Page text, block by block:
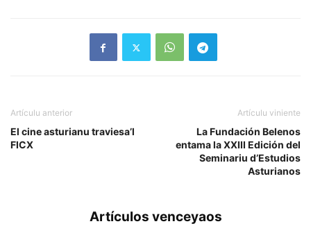
Artículu anterior
El cine asturianu traviesa’l
FICX
Artículu viniente
La Fundación Belenos
entama la XXIII Edición del
Seminariu d’Estudios
Asturianos
Artículos venceyaos